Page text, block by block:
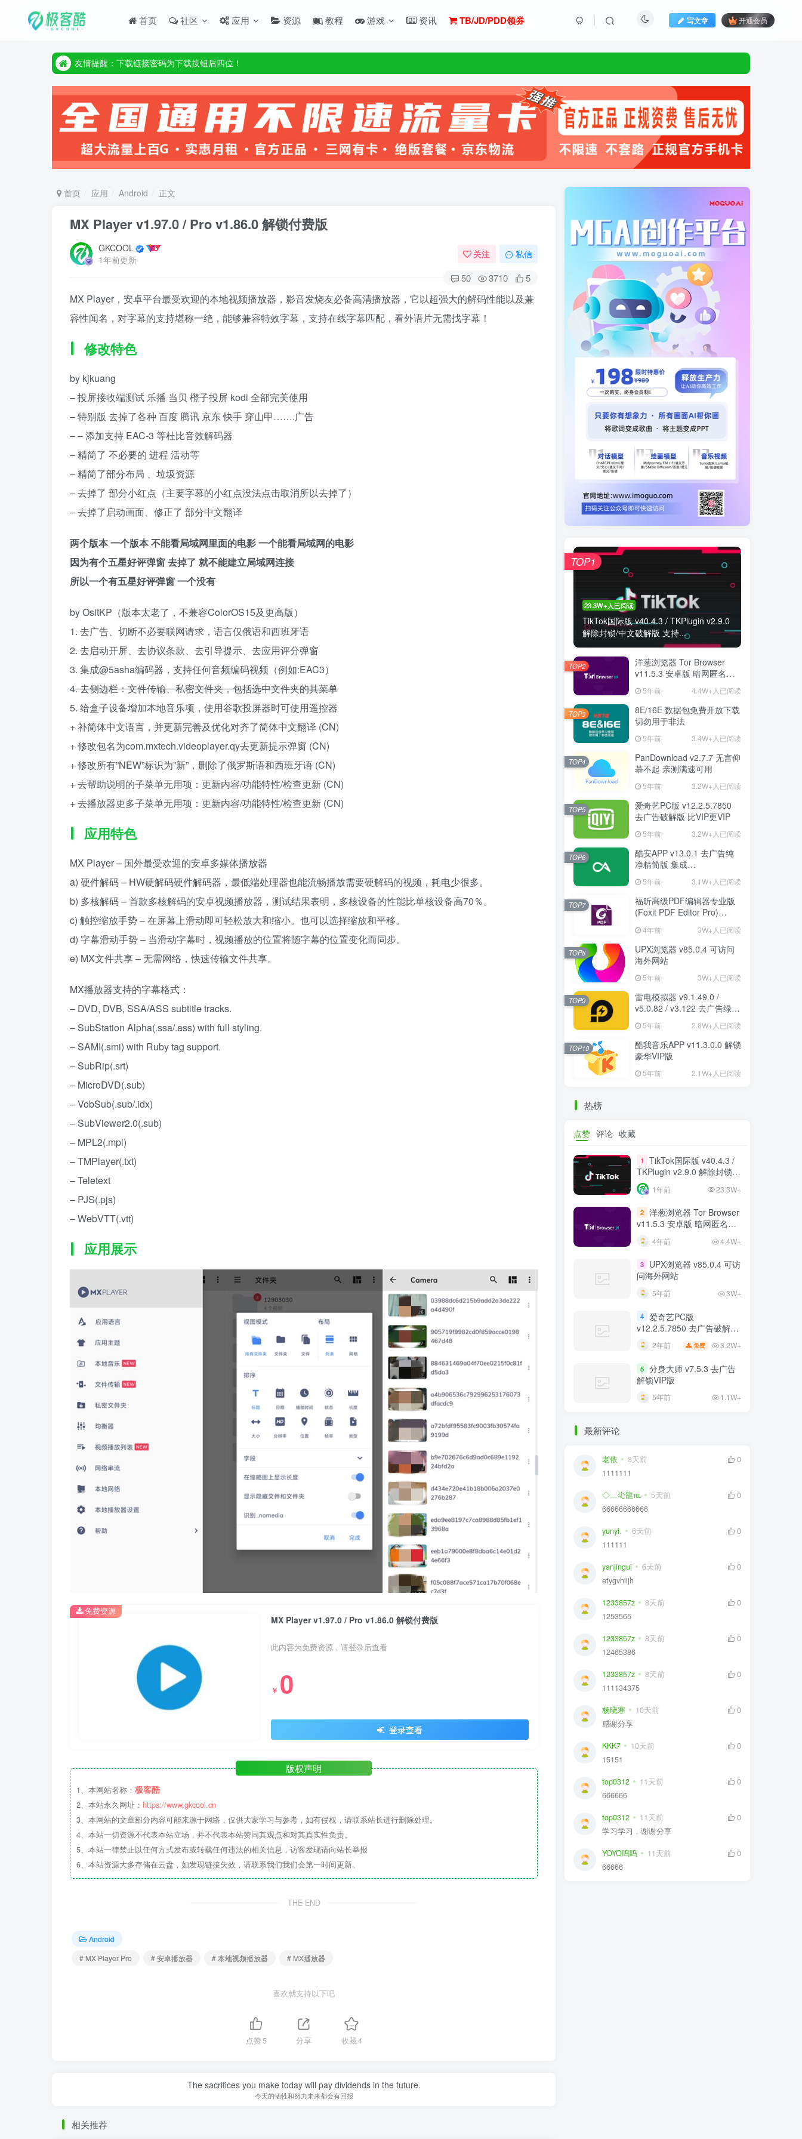
首页 社区 应用 资源 教程 游戏 资讯 TB/JD/PDD领券 写文章 开通会员
友情提醒：下载链接密码为下载按钮后四位！
友情提醒：下载链接密码为下载按钮后四位！
首页 应用 Android 正文
MX Player v1.97.0 / Pro v1.86.0 解锁付费版
GKCOOL
1年前更新
关注 私信
50 3710 5
MX Player，安卓平台最受欢迎的本地视频播放器，影音发烧友必备高清播放器，它以超强大的解码性能以及兼
容性闻名，对字幕的支持堪称一绝，能够兼容特效字幕，支持在线字幕匹配，看外语片无需找字幕！
修改特色
by kjkuang
– 投屏接收端测试 乐播 当贝 橙子投屏 kodi 全部完美使用
– 特别版 去掉了各种 百度 腾讯 京东 快手 穿山甲…….广告
– – 添加支持 EAC-3 等杜比音效解码器
– 精简了 不必要的 进程 活动等
– 精简了部分布局 、垃圾资源
– 去掉了 部分小红点（主要字幕的小红点没法点击取消所以去掉了）
– 去掉了启动画面、修正了 部分中文翻译
两个版本 一个版本 不能看局域网里面的电影 一个能看局域网的电影
因为有个五星好评弹窗 去掉了 就不能建立局域网连接
所以一个有五星好评弹窗 一个没有
by OsitKP（版本太老了，不兼容ColorOS15及更高版）
1. 去广告、切断不必要联网请求，语言仅俄语和西班牙语
2. 去启动开屏、去协议条款、去引导提示、去应用评分弹窗
3. 集成@5asha编码器，支持任何音频编码视频（例如:EAC3）
4. 去侧边栏：文件传输、私密文件夹，包括选中文件夹的其菜单
5. 给盒子设备增加本地音乐项，使用谷歌投屏器时可使用遥控器
+ 补简体中文语言，并更新完善及优化对齐了简体中文翻译 (CN)
+ 修改包名为com.mxtech.videoplayer.qy去更新提示弹窗 (CN)
+ 修改所有”NEW”标识为”新”，删除了俄罗斯语和西班牙语 (CN)
+ 去帮助说明的子菜单无用项：更新内容/功能特性/检查更新 (CN)
+ 去播放器更多子菜单无用项：更新内容/功能特性/检查更新 (CN)
应用特色
MX Player – 国外最受欢迎的安卓多媒体播放器
a) 硬件解码 – HW硬解码硬件解码器，最低端处理器也能流畅播放需要硬解码的视频，耗电少很多。
b) 多核解码 – 首款多核解码的安卓视频播放器，测试结果表明，多核设备的性能比单核设备高70％。
c) 触控缩放手势 – 在屏幕上滑动即可轻松放大和缩小。也可以选择缩放和平移。
d) 字幕滑动手势 – 当滑动字幕时，视频播放的位置将随字幕的位置变化而同步。
e) MX文件共享 – 无需网络，快速传输文件共享。
MX播放器支持的字幕格式：
– DVD, DVB, SSA/ASS subtitle tracks.
– SubStation Alpha(.ssa/.ass) with full styling.
– SAMI(.smi) with Ruby tag support.
– SubRip(.srt)
– MicroDVD(.sub)
– VobSub(.sub/.idx)
– SubViewer2.0(.sub)
– MPL2(.mpl)
– TMPlayer(.txt)
– Teletext
– PJS(.pjs)
– WebVTT(.vtt)
应用展示
MX Player v1.97.0 / Pro v1.86.0 解锁付费版
此内容为免费资源，请登录后查看
￥ 0
登录查看
免费资源
版权声明
1、本网站名称： 极客酷
2、本站永久网址： https://www.gkcool.cn
3、本网站的文章部分内容可能来源于网络，仅供大家学习与参考，如有侵权，请联系站长进行删除处理。
4、本站一切资源不代表本站立场，并不代表本站赞同其观点和对其真实性负责。
5、本站一律禁止以任何方式发布或转载任何违法的相关信息，访客发现请向站长举报
6、本站资源大多存储在云盘，如发现链接失效，请联系我们我们会第一时间更新。
THE END
Android
# MX Player Pro
# 安卓播放器 # 本地视频播放器 # MX播放器
喜欢就支持以下吧
点赞5 分享 收藏4
The sacrifices you make today will pay dividends in the future.
今天的牺牲和努力未来都会有回报
相关推荐
23.3W+人已阅读
TikTok国际版 v40.4.3 / TKPlugin v2.9.0
解除封锁/中文破解版 支持...
TOP1
洋葱浏览器 Tor Browser
v11.5.3 安卓版 暗网匿名浏
览器5年前 4.4W+人已阅读
TOP2
8E/16E 数据包免费开放下载
切勿用于非法
5年前 3.4W+人已阅读
TOP3
PanDownload v2.7.7 无言仰
慕不起 亲测满速可用
5年前 3.2W+人已阅读
TOP4
爱奇艺PC版 v12.2.5.7850
去广告破解版 比VIP更VIP
5年前 3.2W+人已阅读
TOP5
酷安APP v13.0.1 去广告纯
净精简版 集成
FuckCoolapkR1.16.5
5年前 3.1W+人已阅读
TOP6
福昕高级PDF编辑器专业版
(Foxit PDF Editor Pro)
4年前 3W+人已阅读
TOP7
UPX浏览器 v85.0.4 可访问
海外网站
5年前 3W+人已阅读
TOP8
雷电模拟器 v9.1.49.0 /
v5.0.82 / v3.122 去广告绿色
5年前 2.8W+人已阅读
TOP9
酷我音乐APP v11.3.0.0 解锁
豪华VIP版
5年前 2.1W+人已阅读
TOP10
热榜
点赞 评论 收藏
1
TikTok国际版 v40.4.3 /
TKPlugin v2.9.0 解除封锁/
中文破解版 支持选国区
1年前 23.3W+
2 洋葱浏览器 Tor Browser
v11.5.3 安卓版 暗网匿名浏
览器
4年前 4.4W+
3
UPX浏览器 v85.0.4 可访
问海外网站
5年前 3W+
4
爱奇艺PC版
v12.2.5.7850 去广告破解版
比VIP更VIP
2年前 免费 3.2W+
5 分身大师 v7.5.3 去广告
解锁VIP版
5年前 1.1W+
最新评论
老依 3天前
0
1111111
◇﹏尐龍℡ 5天前
0
66666666666
yunyi. 6天前
0
111111
yanjingui 6天前
0
etygvhiijh
1233857z 8天前
0
1253565
1233857z 8天前
0
12465386
1233857z 8天前
0
111134375
杨晓寒 10天前
0
感谢分享
KKK7 10天前
0
15151
top0312 11天前
0
666666
top0312 11天前
0
学习学习，谢谢分享
YOYO呜呜 11天前
0
66666